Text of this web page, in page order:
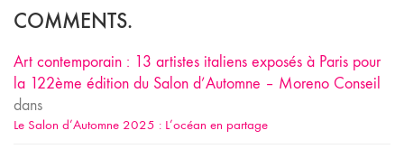
COMMENTS.
Art contemporain : 13 artistes italiens exposés à Paris pour
la 122ème édition du Salon d’Automne – Moreno Conseil
dans
Le Salon d’Automne 2025 : L’océan en partage